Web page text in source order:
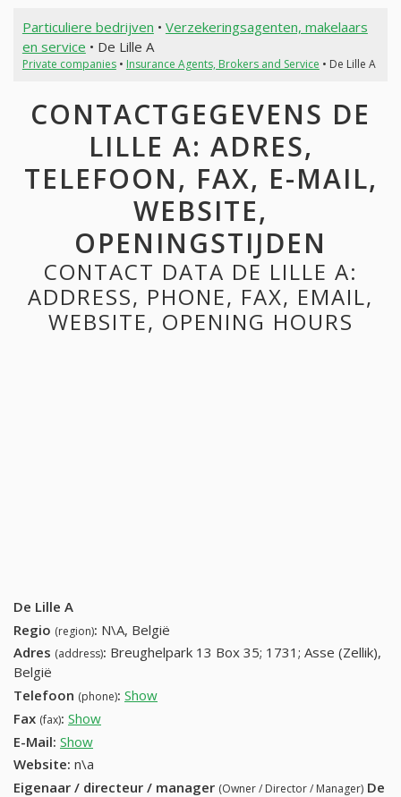
Particuliere bedrijven • Verzekeringsagenten, makelaars
en service • De Lille A
Private companies• Insurance Agents, Brokers and Service • De Lille A
CONTACTGEGEVENS DE
LILLE A: ADRES,
TELEFOON, FAX, E-MAIL,
WEBSITE,
OPENINGSTIJDEN
CONTACT DATA DE LILLE A:
ADDRESS, PHONE, FAX, EMAIL,
WEBSITE, OPENING HOURS
De Lille A
Regio (region): N\A, België
Adres (address): Breughelpark 13 Box 35; 1731; Asse (Zellik),
België
Telefoon (phone): Show
Fax (fax): Show
E-Mail: Show
Website: n\a
Eigenaar / directeur / manager (Owner / Director / Manager) De